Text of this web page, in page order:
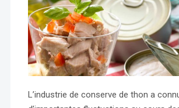
L’industrie de conserve de thon a